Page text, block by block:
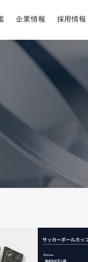
企業情報 採用情報